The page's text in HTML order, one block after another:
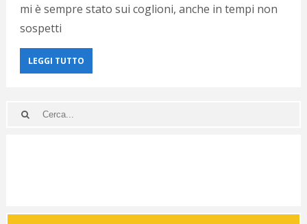
mi è sempre stato sui coglioni, anche in tempi non
sospetti
LEGGI TUTTO